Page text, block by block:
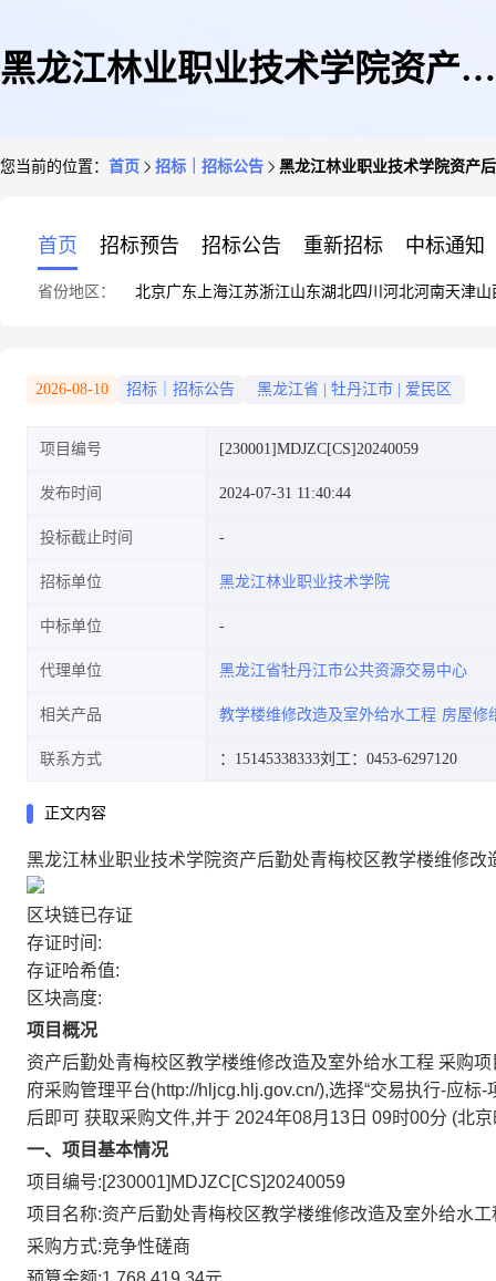
黑龙江林业职业技术学院资产后
您当前的位置： 首页 招标｜招标公告 黑龙江林业职业技术学院资产
首页 招标预告 招标公告 重新招标 中标通知
省份地区： 北京广东 上海江苏浙江山东湖北四川 河北河南天津山
2026-08-10 招标｜招标公告 黑龙江省 牡丹江市 爱民区
项目编号 [230001]MDJZC[CS]20240059
发布时间 2024-07-31 11:40:44
投标截止时间
招标单位 黑龙江林业职业技术学院
中标单位
代理单位 黑龙江省牡丹江市公共资源交易中心
相关产品 教学楼维修改造及室外给水工程 房屋修
联系方式 ：15145338333刘工：0453-6297120
正文内容
黑龙江林业职业技术学院资产后勤处青梅校区教学楼维修
区块链已存证
存证时间:
存证哈希值:
区块高度:
项目概况
资产后勤处青梅校区教学楼维修改造及室外给水工程 采购
府采购管理平台(http://hljcg.hlj.gov.cn/),选择“交易执行-应标
后即可 获取采购文件,并于 2024年08月13日 09时00分 (北
一、项目基本情况
项目编号:[230001]MDJZC[CS]20240059
项目名称:资产后勤处青梅校区教学楼维修改造及室外给水工
采购方式:竞争性磋商